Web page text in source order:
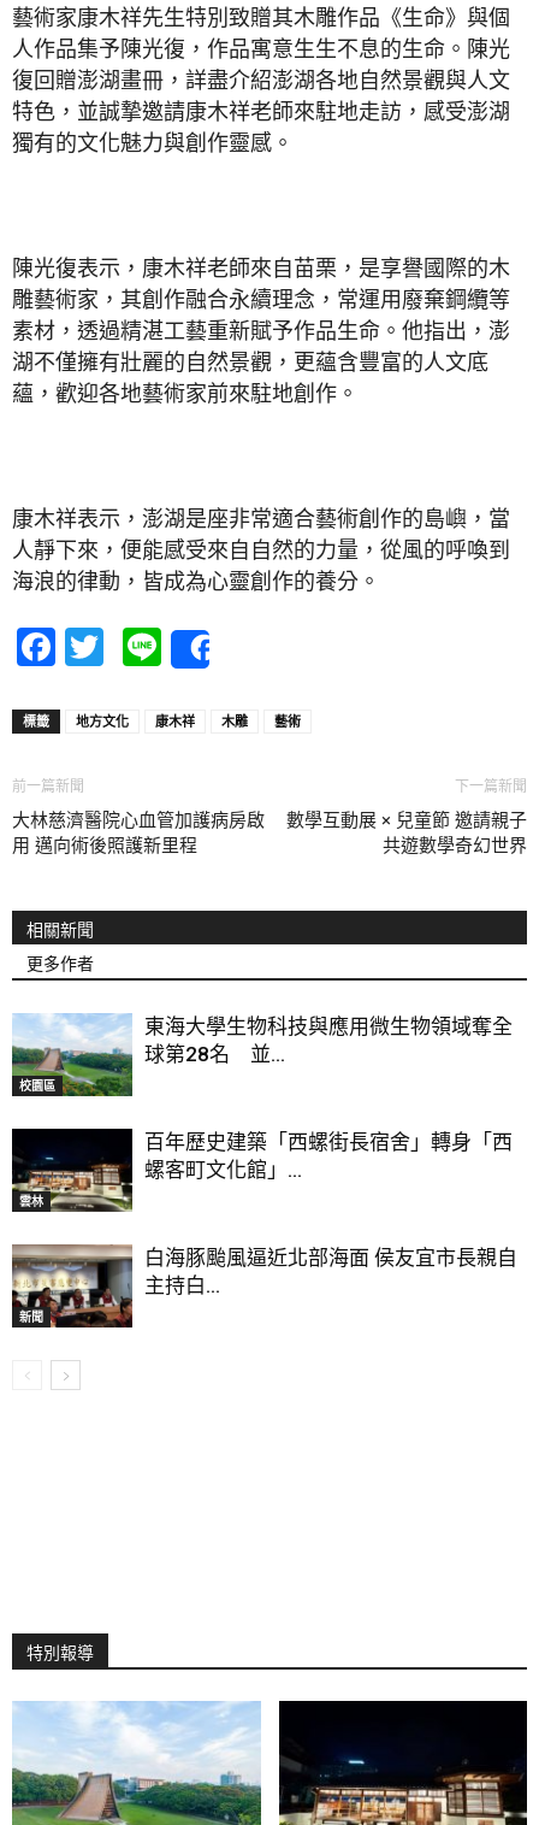
藝術家康木祥先生特別致贈其木雕作品《生命》與個
人作品集予陳光復，作品寓意生生不息的生命。陳光
復回贈澎湖畫冊，詳盡介紹澎湖各地自然景觀與人文
特色，並誠摯邀請康木祥老師來駐地走訪，感受澎湖
獨有的文化魅力與創作靈感。
陳光復表示，康木祥老師來自苗栗，是享譽國際的木
雕藝術家，其創作融合永續理念，常運用廢棄鋼纜等
素材，透過精湛工藝重新賦予作品生命。他指出，澎
湖不僅擁有壯麗的自然景觀，更蘊含豐富的人文底
蘊，歡迎各地藝術家前來駐地創作。
康木祥表示，澎湖是座非常適合藝術創作的島嶼，當
人靜下來，便能感受來自自然的力量，從風的呼喚到
海浪的律動，皆成為心靈創作的養分。
Facebook
Twitter
Line
標籤 地方文化 康木祥 木雕 藝術
前一篇新聞
大林慈濟醫院心血管加護病房啟
用 邁向術後照護新里程
下一篇新聞
數學互動展 × 兒童節 邀請親子
共遊數學奇幻世界
相關新聞
更多作者
校園區
東海大學生物科技與應用微生物領域奪全
球第28名 並...
雲林
百年歷史建築「西螺街長宿舍」轉身「西
螺客町文化館」...
新聞
白海豚颱風逼近北部海面 侯友宜市長親自
主持白...
特別報導